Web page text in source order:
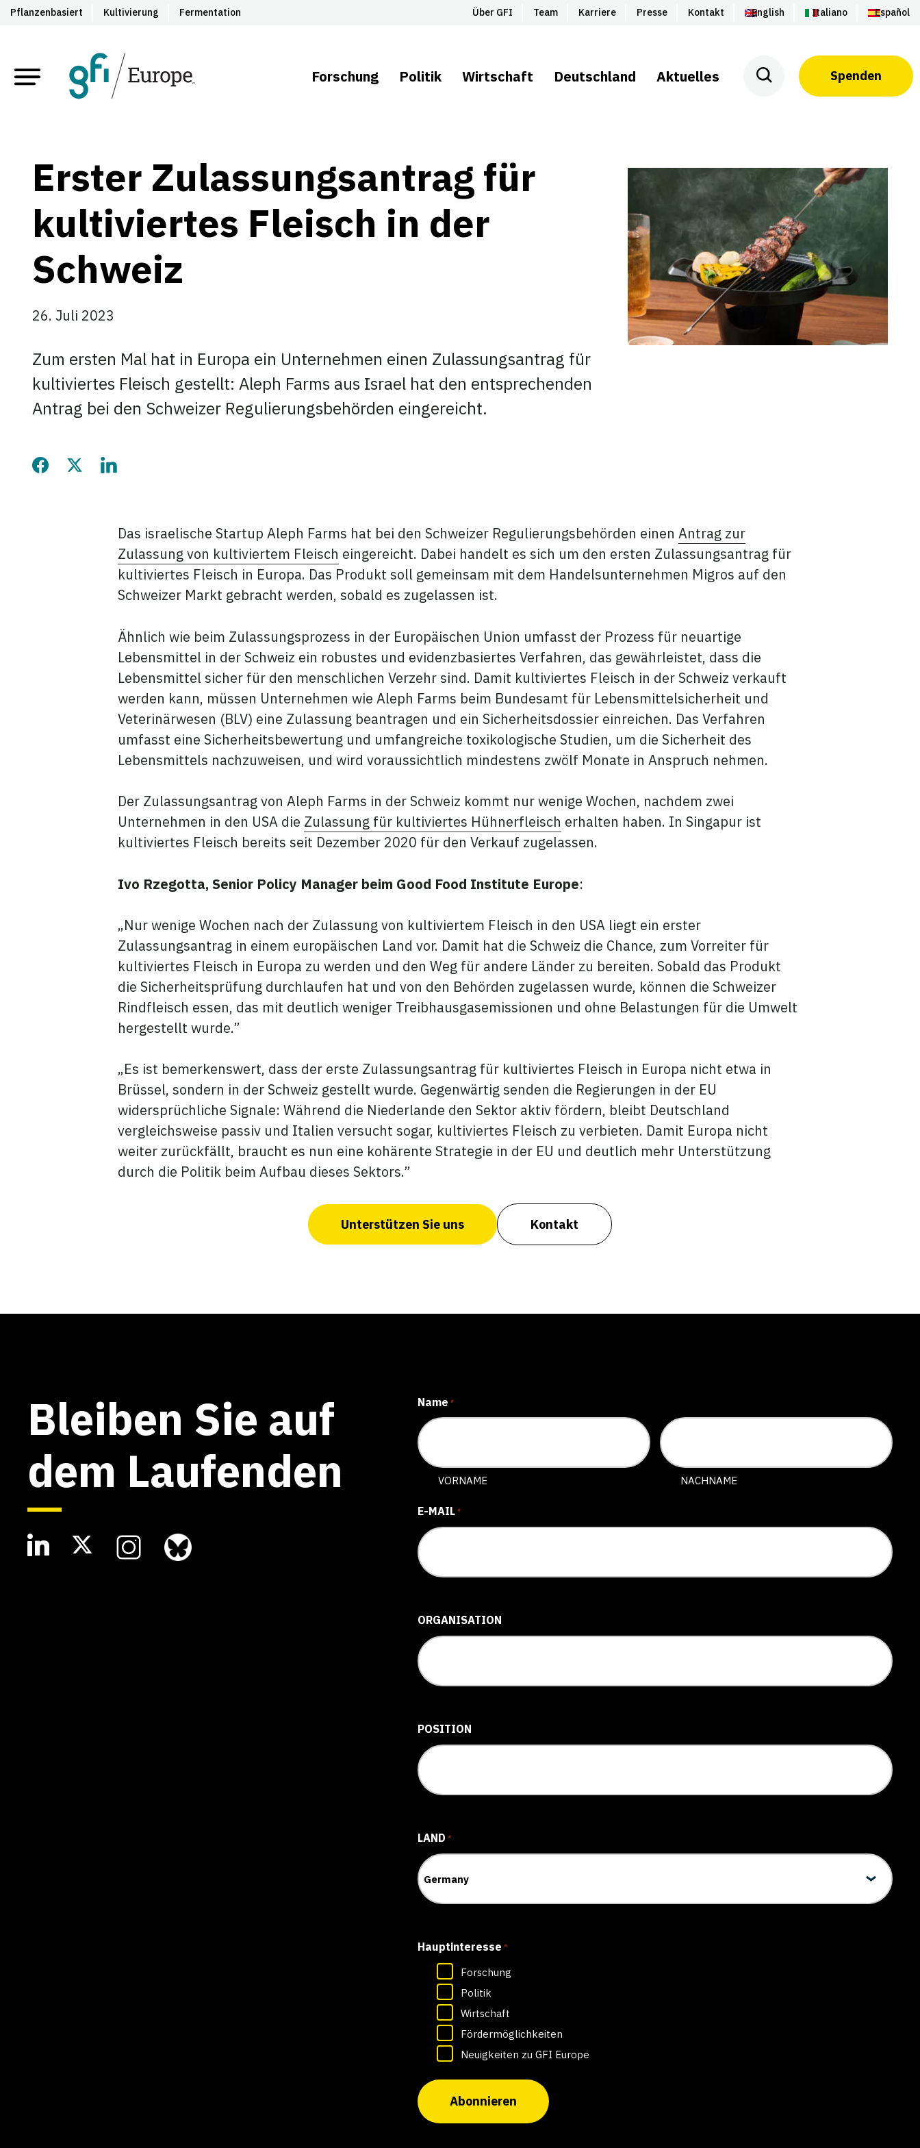
Pflanzenbasiert Kultivierung Fermentation Über GFI Team Karriere Presse Kontakt English Italiano Español
Forschung Politik Wirtschaft Deutschland Aktuelles Spenden
Erster Zulassungsantrag für
kultiviertes Fleisch in der
Schweiz
26. Juli 2023
Zum ersten Mal hat in Europa ein Unternehmen einen Zulassungsantrag für
kultiviertes Fleisch gestellt: Aleph Farms aus Israel hat den entsprechenden
Antrag bei den Schweizer Regulierungsbehörden eingereicht.
Diese Seite auf Facebook teilen
Diese Seite auf Twitter teilen
Diese Seite auf LinkedIn teilen
Das israelische Startup Aleph Farms hat bei den Schweizer Regulierungsbehörden einen Antrag zur
Zulassung von kultiviertem Fleisch eingereicht. Dabei handelt es sich um den ersten Zulassungsantrag für
kultiviertes Fleisch in Europa. Das Produkt soll gemeinsam mit dem Handelsunternehmen Migros auf den
Schweizer Markt gebracht werden, sobald es zugelassen ist.
Ähnlich wie beim Zulassungsprozess in der Europäischen Union umfasst der Prozess für neuartige
Lebensmittel in der Schweiz ein robustes und evidenzbasiertes Verfahren, das gewährleistet, dass die
Lebensmittel sicher für den menschlichen Verzehr sind. Damit kultiviertes Fleisch in der Schweiz verkauft
werden kann, müssen Unternehmen wie Aleph Farms beim Bundesamt für Lebensmittelsicherheit und
Veterinärwesen (BLV) eine Zulassung beantragen und ein Sicherheitsdossier einreichen. Das Verfahren
umfasst eine Sicherheitsbewertung und umfangreiche toxikologische Studien, um die Sicherheit des
Lebensmittels nachzuweisen, und wird voraussichtlich mindestens zwölf Monate in Anspruch nehmen.
Der Zulassungsantrag von Aleph Farms in der Schweiz kommt nur wenige Wochen, nachdem zwei
Unternehmen in den USA die Zulassung für kultiviertes Hühnerfleisch erhalten haben. In Singapur ist
kultiviertes Fleisch bereits seit Dezember 2020 für den Verkauf zugelassen.
Ivo Rzegotta, Senior Policy Manager beim Good Food Institute Europe:
„Nur wenige Wochen nach der Zulassung von kultiviertem Fleisch in den USA liegt ein erster
Zulassungsantrag in einem europäischen Land vor. Damit hat die Schweiz die Chance, zum Vorreiter für
kultiviertes Fleisch in Europa zu werden und den Weg für andere Länder zu bereiten. Sobald das Produkt
die Sicherheitsprüfung durchlaufen hat und von den Behörden zugelassen wurde, können die Schweizer
Rindfleisch essen, das mit deutlich weniger Treibhausgasemissionen und ohne Belastungen für die Umwelt
hergestellt wurde.”
„Es ist bemerkenswert, dass der erste Zulassungsantrag für kultiviertes Fleisch in Europa nicht etwa in
Brüssel, sondern in der Schweiz gestellt wurde. Gegenwärtig senden die Regierungen in der EU
widersprüchliche Signale: Während die Niederlande den Sektor aktiv fördern, bleibt Deutschland
vergleichsweise passiv und Italien versucht sogar, kultiviertes Fleisch zu verbieten. Damit Europa nicht
weiter zurückfällt, braucht es nun eine kohärente Strategie in der EU und deutlich mehr Unterstützung
durch die Politik beim Aufbau dieses Sektors.”
Unterstützen Sie uns Kontakt
Bleiben Sie auf
dem Laufenden
Name *
VORNAME NACHNAME
E-MAIL *
ORGANISATION
POSITION
LAND *
Hauptinteresse *
Forschung
Politik
Wirtschaft
Fördermöglichkeiten
Neuigkeiten zu GFI Europe
Abonnieren